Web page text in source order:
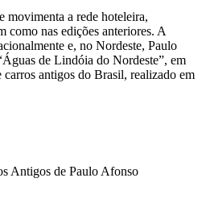
movimenta a rede hoteleira,
como nas edições anteriores. A
e, no Nordeste, Paulo
de Lindóia do Nordeste”, em
antigos do Brasil, realizado em
Antigos de Paulo Afonso